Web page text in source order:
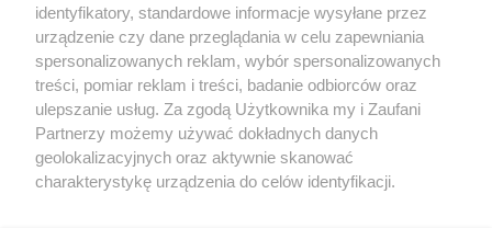
wykorzystanie utworów w całości lub w części z naruszeniem prawa,
tzn. bez właściwej zgody, jest zabronione pod groźbą kary i może być
ścigane prawnie.
identyfikatory, standardowe informacje wysyłane przez
urządzenie czy dane przeglądania w celu zapewniania
spersonalizowanych reklam, wybór spersonalizowanych
treści, pomiar reklam i treści, badanie odbiorców oraz
ulepszanie usług. Za zgodą Użytkownika my i Zaufani
Partnerzy możemy używać dokładnych danych
geolokalizacyjnych oraz aktywnie skanować
charakterystykę urządzenia do celów identyfikacji.